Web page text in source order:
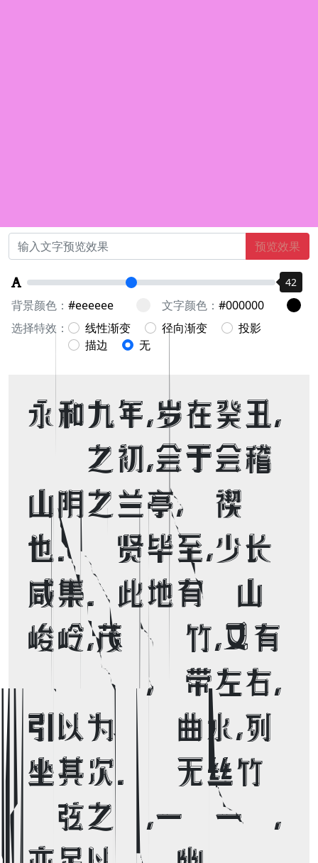
预览效果
背景颜色：
文字颜色：
选择特效：
线性渐变 径向渐变
投影
描边
无
永和九年，岁在癸丑，
暮春之初，会于会稽
山阴之兰亭，修禊事
也。群贤毕至，少长
咸集。此地有崇山
峻岭，茂林修竹，又有
清流激湍，映带左右，
引以为流觞曲水，列
坐其次。虽无丝竹
管弦之盛，一觞一咏，
42